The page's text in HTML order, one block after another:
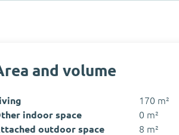
and volume
170 m²
indoor space
0 m²
outdoor space
8 m²